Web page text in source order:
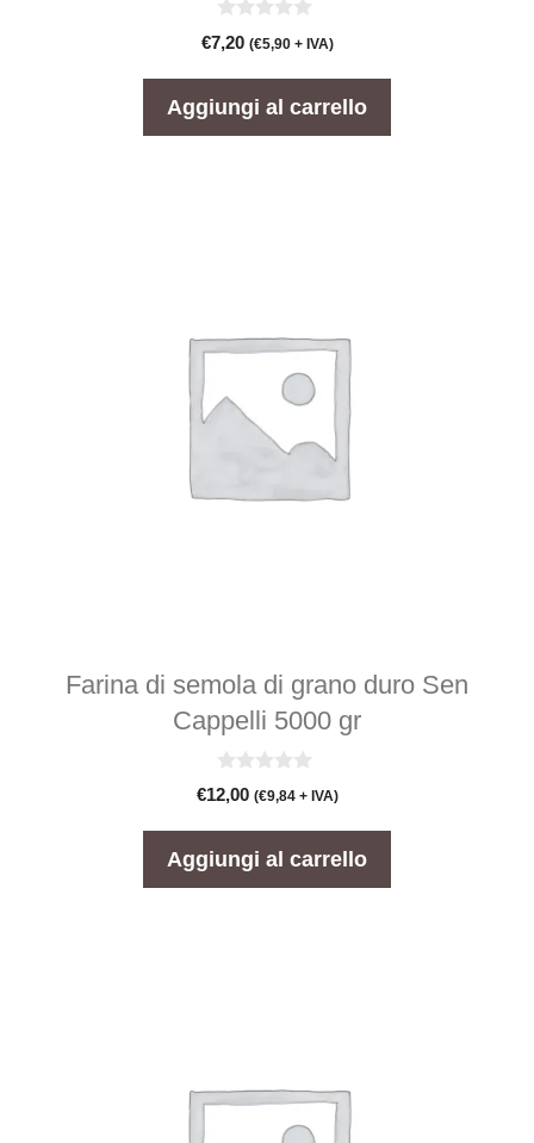
0
s
€7,20 (€5,90+ IVA)
Aggiungi al carrello
Farina di semola di grano duro Sen
Cappelli 5000 gr
0
s
€12,00 (€9,84+ IVA)
Aggiungi al carrello